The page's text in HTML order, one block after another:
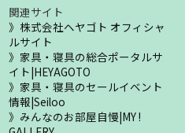
関連サイト
株式会社ヘヤゴト オフィシャ
ルサイト
家具・寝具の総合ポータルサ
イト|HEYAGOTO
家具・寝具のセールイベント
情報|Seiloo
みんなのお部屋自慢|MY !